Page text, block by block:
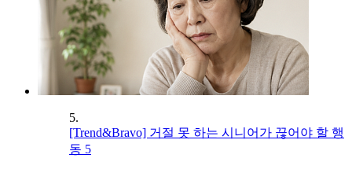
5.
[Trend&Bravo] 거절 못 하는 시니어가 끊어야 할 행
동 5